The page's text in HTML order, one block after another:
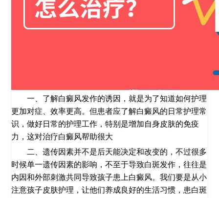
一、了解白癜风发作的诱因，就是为了知道如何护理
更加对症、效率更高。但患者应了解白癜风的日常护理常
识，做好日常的护理工作，特别是增加自身皮肤的免疫
力，这对治疗白癜风帮助很大
二、遗传因素并不是后天能决定和改变的，不过很多
时候单一遗传因素的影响，不至于导致白斑发作，往往是
内因和外部刺激共同导致孩子患上白癜风。我们要是从小
注意孩子皮肤护理，让他们养成良好的生活习惯，患白斑